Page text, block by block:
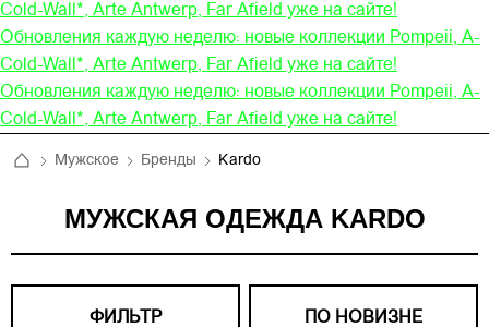
Cold-Wall*, Arte Antwerp, Far Afield уже на сайте!
Обновления каждую неделю: новые коллекции Pompeii, A-
Cold-Wall*, Arte Antwerp, Far Afield уже на сайте!
Обновления каждую неделю: новые коллекции Pompeii, A-
Cold-Wall*, Arte Antwerp, Far Afield уже на сайте!
Мужское Бренды Kardo
МУЖСКАЯ ОДЕЖДА KARDO
ФИЛЬТР ПО НОВИЗНЕ